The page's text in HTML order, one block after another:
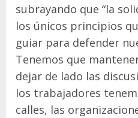
subrayando que “la
los únicos principios
guiar para defender
Tenemos que
dejar de lado las
los trabajadores
calles, las